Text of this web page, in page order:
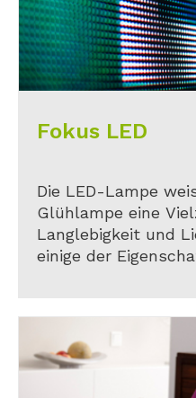
Fokus LED
Die LED-Lampe
Glühlampe eine
Langlebigkeit und
einige der